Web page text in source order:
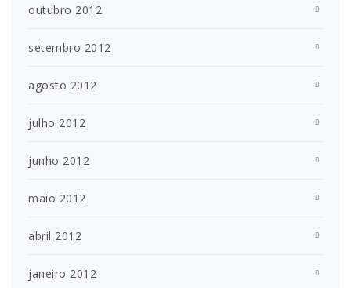
outubro 2012
setembro 2012
agosto 2012
julho 2012
junho 2012
maio 2012
abril 2012
janeiro 2012